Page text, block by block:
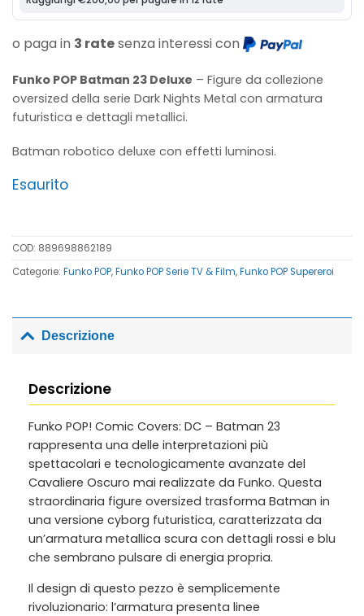
o paga in 3 ratesenza interessi con
Funko POP Batman 23 Deluxe – Figure da collezione
oversized della serie Dark Nights Metal con armatura
futuristica e dettagli metallici.
Batman robotico deluxe con effetti luminosi.
Esaurito
COD: 889698862189
Categorie: Funko POP,Funko POP Serie TV & Film,Funko POP Supereroi
Descrizione
Descrizione
Funko POP! Comic Covers: DC – Batman 23
rappresenta una delle interpretazioni più
spettacolari e tecnologicamente avanzate del
Cavaliere Oscuro mai realizzate da Funko. Questa
straordinaria figure oversized trasforma Batman in
una versione cyborg futuristica, caratterizzata da
un’armatura metallica scura con dettagli rossi e blu
che sembrano pulsare di energia propria.
Il design di questo pezzo è semplicemente
rivoluzionario: l’armatura presenta linee